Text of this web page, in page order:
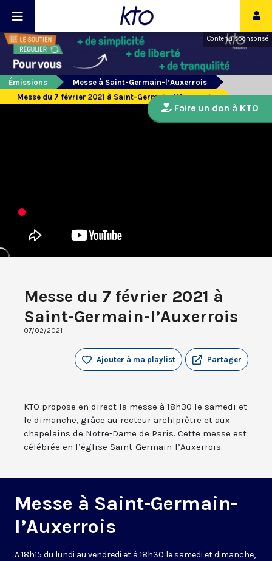
Contenu sponsorisé
Émissions
Messe à Saint-Germain-l’Auxerrois
Messe du 7 février 2021 à Saint-Germain-l’Auxerrois
Messe du 7 février 2021 à
Saint-Germain-l’Auxerrois
07/02/2021
Partager
Ajouter à ma playlist
KTO propose en direct la messe à 18h30 le samedi et
le dimanche, grâce au recteur archiprêtre et aux
chapelains de Notre-Dame de Paris. Cette messe est
célébrée en l’église Saint-Germain-l’Auxerrois.
Messe à Saint-Germain-
l’Auxerrois
A 18h15 du lundi au vendredi et à 18h30 le samedi et dimanche,
Faire un don à KTO